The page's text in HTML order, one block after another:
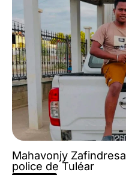
Mahavonjy
police de Tuléar